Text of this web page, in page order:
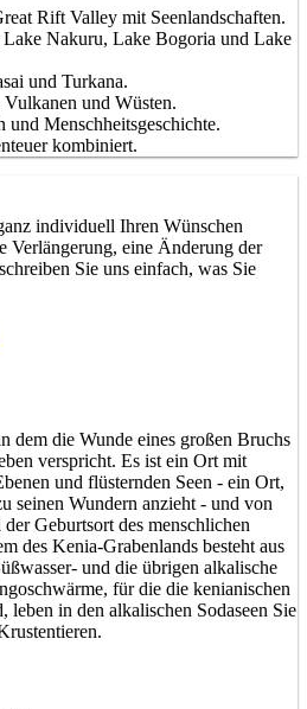
Rift Valley mit Seenlandschaften.
Lake Nakuru, Lake Bogoria und Lake
und Turkana.
und Wüsten.
und Menschheitsgeschichte.
kombiniert.
individuell Ihren Wünschen
Verlängerung, eine Änderung der
Sie uns einfach, was Sie
dem die Wunde eines großen Bruchs
verspricht. Es ist ein Ort mit
und flüsternden Seen - ein Ort,
seinen Wundern anzieht - und von
Geburtsort des menschlichen
des Kenia-Grabenlands besteht aus
und die übrigen alkalische
für die die kenianischen
leben in den alkalischen Sodaseen Sie